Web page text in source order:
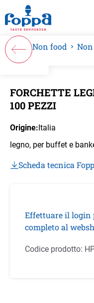
principale
Non food
FORCHETTE
100 PEZZI
Origine:Italia
legno, per buffet e
Scheda tecnica
Effettuare il login
completo al
Codice prodotto: